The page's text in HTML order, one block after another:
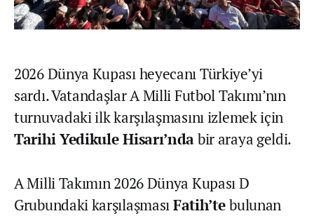
2026 Dünya Kupası heyecanı Türkiye’yi
sardı. Vatandaşlar A Milli Futbol Takımı’nın
turnuvadaki ilk karşılaşmasını izlemek için
Tarihi Yedikule Hisarı’ndabir araya geldi.
A Milli Takımın 2026 Dünya Kupası D
Grubundaki karşılaşmasıFatih’tebulunan